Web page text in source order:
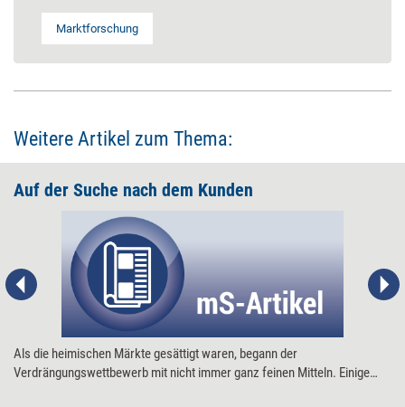
Marktforschung
Weitere Artikel zum Thema:
Auf der Suche nach dem Kunden
Als die heimischen Märkte gesättigt waren, begann der
Verdrängungswettbewerb mit nicht immer ganz feinen Mitteln. Einige